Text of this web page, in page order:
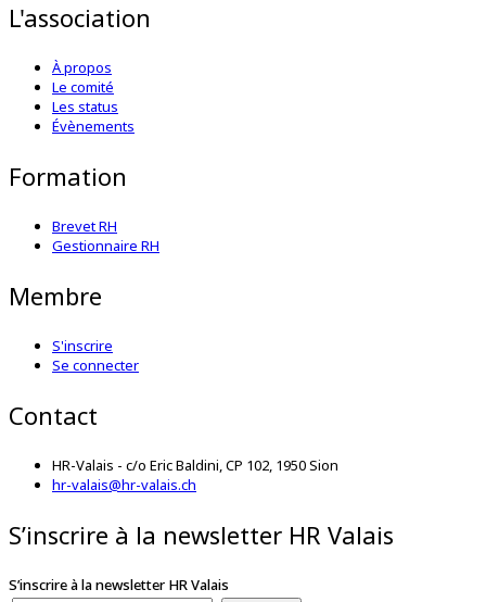
L'association
À propos
Le comité
Les status
Évènements
Formation
Brevet RH
Gestionnaire RH
Membre
S'inscrire
Se connecter
Contact
HR-Valais - c/o Eric Baldini, CP 102, 1950 Sion
hr-valais@hr-valais.ch
S’inscrire à la newsletter HR Valais
S’inscrire à la newsletter HR Valais